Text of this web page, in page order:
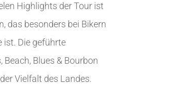
Highlights der Tour ist
das besonders bei Bikern
ist. Die geführte
Blues & Bourbon
Vielfalt des Landes.